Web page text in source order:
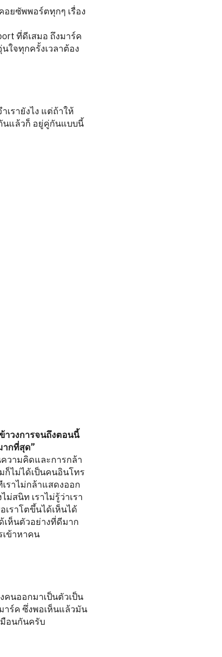
ยซัพพอร์ตทุกๆ เรื่อง
ที่ดีเสมอ ถึงมาร์ค
ใจทุกครั้งเวลาต้อง
เรายังไง แต่ถ้าให้
นแล้วก็ อยู่คู่กันแบบนี้
าวงการจนถึงตอนนี้
ากที่สุด”
วามคิดและการกล้า
ก็ไม่ได้เป็นคนอินโทร
ราไม่กล้าแสดงออก
ม่สนิท เราไม่รู้ว่าเรา
เราโตขึ้นได้เห็นได้
เห็นตัวอย่างที่ดีมาก
เข้าหาคน
คนออกมาเป็นตัวเป็น
าร์ค ซึ่งพอเห็นแล้วมัน
มือนกันครับ